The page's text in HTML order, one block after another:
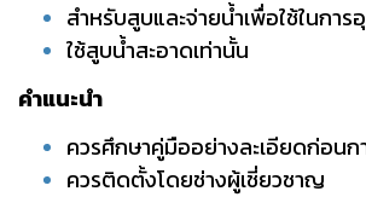
สำหรับสูบและจ่ายน้ำเพื่อใช้ในกา
ใช้สูบน้ำสะอาดเท่านั้น
คำแนะนำ
ควรศึกษาคู่มืออย่างละเอียดก่อนก
ควรติดตั้งโดยช่างผู้เชี่ยวชาญ